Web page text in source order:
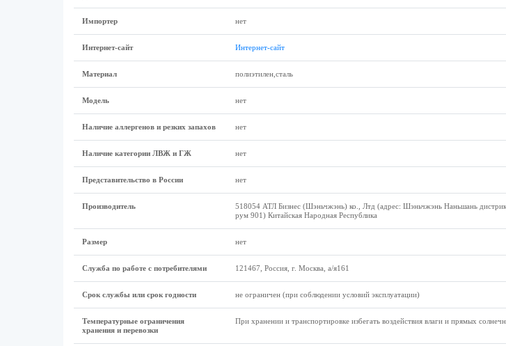
Импортер нет
Интернет-сайт Интернет-сайт
Материал полиэтилен,сталь
Модель нет
Наличие аллергенов и резких запахов нет
Наличие категории ЛВЖ и ГЖ нет
Представительство в России нет
Производитель
518054 АТЛ Бизнес (Шэньчжэнь) ко., Лтд (адрес: Шэньчжэнь Наньшань
рум 901) Китайская Народная Республика
Размеp нет
Служба по работе с потребителями 121467, Россия, г. Москва, а/я161
Срок службы или срок годности не ограничен (при соблюдении условий эксплуатации)
Температурные ограничения
хранения и перевозки
При хранении и транспортировке избегать воздействия влаги и прямых